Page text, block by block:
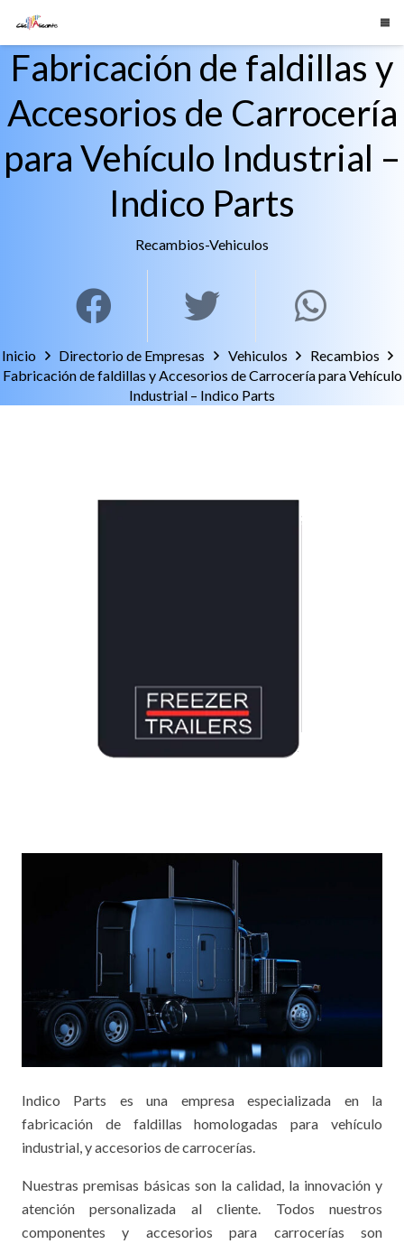
Fabricación de faldillas y
Accesorios de Carrocería
para Vehículo Industrial –
Indico Parts
Recambios-Vehiculos
Inicio Directorio de Empresas Vehiculos
Recambios
Fabricación de faldillas y Accesorios de Carrocería para Vehículo
Industrial – Indico Parts
Indico Parts es una empresa especializada en la
fabricación de faldillas homologadas para vehículo
industrial, y accesorios de carrocerías.
Nuestras premisas básicas son la calidad, la innovación y
atención personalizada al cliente. Todos nuestros
componentes y accesorios para carrocerías son